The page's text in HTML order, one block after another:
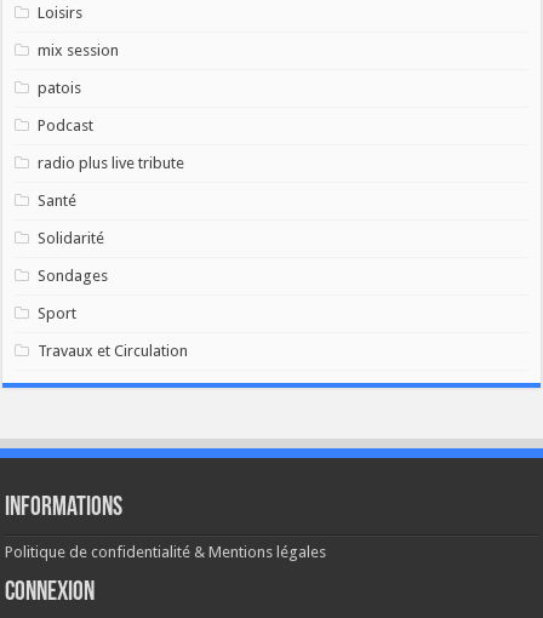
Loisirs
mix session
patois
Podcast
radio plus live tribute
Santé
Solidarité
Sondages
Sport
Travaux et Circulation
Informations
Politique de confidentialité & Mentions légales
Connexion